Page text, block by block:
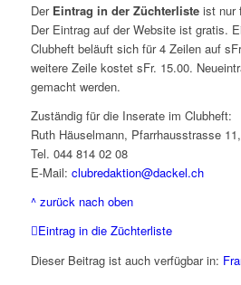
Der Eintrag in der Züchterlisteist nur
Der Eintrag auf der Website ist gratis.
Clubheft beläuft sich für 4 Zeilen auf
weitere Zeile kostet sFr. 15.00.
gemacht werden.
Zuständig für die Inserate im Clubheft:
Ruth Häuselmann, Pfarrhausstrasse
Tel. 044 814 02 08
E-Mail: clubredaktion@dackel.ch
^ zurück nach oben
Eintrag in die Züchterliste
Dieser Beitrag ist auch verfügbar in: